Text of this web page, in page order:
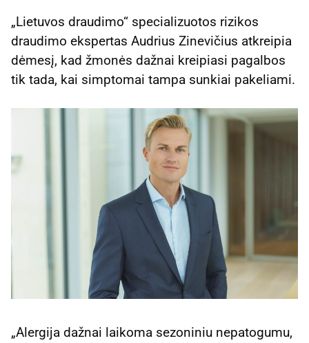
„Lietuvos draudimo“ specializuotos rizikos
draudimo ekspertas Audrius Zinevičius atkreipia
dėmesį, kad žmonės dažnai kreipiasi pagalbos
tik tada, kai simptomai tampa sunkiai pakeliami.
„Alergija dažnai laikoma sezoniniu nepatogumu,